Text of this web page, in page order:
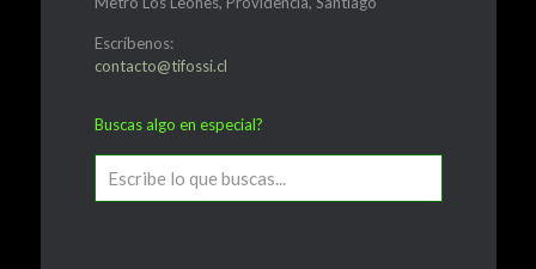
Escríbenos:
contacto@tifossi.cl
Buscas algo en especial?